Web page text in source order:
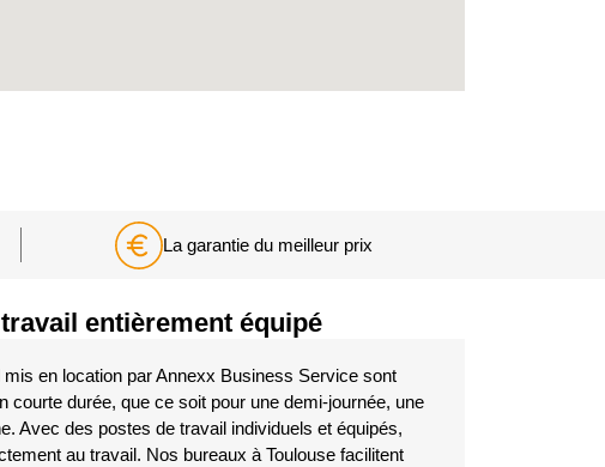
La garantie du meilleur prix
entièrement équipé
en location par Annexx Business Service sont
courte durée, que ce soit pour une demi-journée, une
Avec des postes de travail individuels et équipés,
au travail. Nos bureaux à Toulouse facilitent